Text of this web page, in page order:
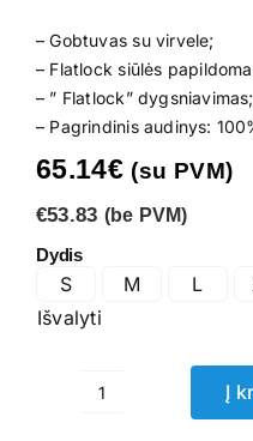
– Gobtuvas su virvele;
– Flatlock siūlės
– ” Flatlock” dygsniavimas;
– Pagrindinis audinys:
65.14€ (su PVM)
€53.83 (be PVM)
Dydis
S M L
Išvalyti
produkto
Į